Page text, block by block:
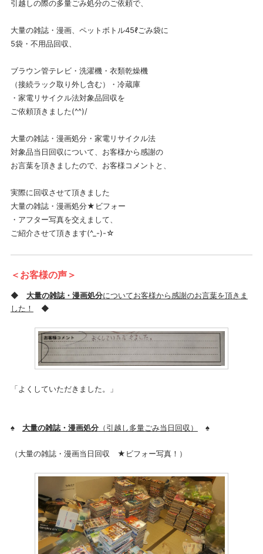
引越しの際の多量ごみ処分のご依頼で、
大量の雑誌・漫画、ペットボトル45ℓごみ袋に
5袋・不用品回収、
ブラウン管テレビ・洗濯機・衣類乾燥機
（接続ラック取り外し含む）・冷蔵庫
・家電リサイクル法対象品回収を
ご依頼頂きました(^^)/
大量の雑誌・漫画処分・家電リサイクル法
対象品当日回収について、お客様から感謝の
お言葉を頂きましたので、お客様コメントと、
実際に回収させて頂きました
大量の雑誌・漫画処分★ビフォー
・アフター写真を交えまして、
ご紹介させて頂きます(^_-)-☆
＜お客様の声＞
◆ 大量の雑誌・漫画処分についてお客様から感謝のお言葉を頂きま
した！
◆
「よくしていただきました。」
♠ 大量の雑誌・漫画処分（引越し多量ごみ当日回収） ♠
（大量の雑誌・漫画当日回収 ★ビフォー写真！）